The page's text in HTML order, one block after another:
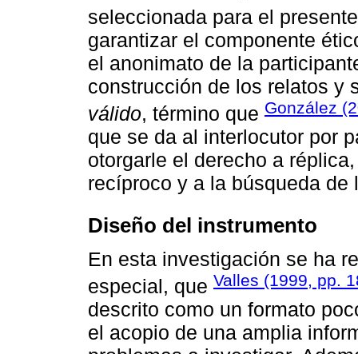
seleccionada para el
garantizar el componente
el anonimato de la
construcción de los relatos y
válido, término que González
que se da al interlocutor por
otorgarle el derecho a
recíproco y a la búsqueda de
Diseño del instrumento
En esta investigación se ha
especial, que Valles (1999, pp.
descrito como un formato
el acopio de una amplia